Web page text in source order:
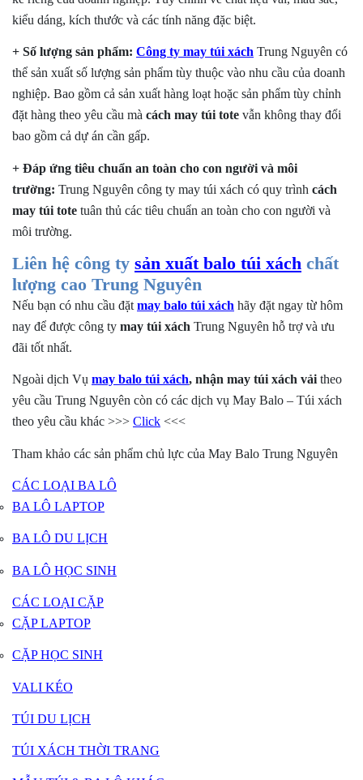
kiểu dáng, kích thước và các tính năng đặc biệt.
+ Số lượng sản phẩm: Công ty may túi xách Trung Nguyên có
thể sản xuất số lượng sản phẩm tùy thuộc vào nhu cầu của doanh
nghiệp. Bao gồm cả sản xuất hàng loạt hoặc sản phẩm tùy chỉnh
đặt hàng theo yêu cầu mà cách may túi tote vẫn không thay đổi
bao gồm cả dự án cần gấp.
+ Đáp ứng tiêu chuẩn an toàn cho con người và môi
trường: Trung Nguyên công ty may túi xách có quy trình cách
may túi tote tuân thủ các tiêu chuẩn an toàn cho con người và
môi trường.
Liên hệ công ty sản xuất balo túi xách chất
lượng cao Trung Nguyên
Nếu bạn có nhu cầu đặt may balo túi xách hãy đặt ngay từ hôm
nay để được công ty may túi xách Trung Nguyên hỗ trợ và ưu
đãi tốt nhất.
Ngoài dịch Vụ may balo túi xách, nhận may túi xách vải theo
yêu cầu Trung Nguyên còn có các dịch vụ May Balo – Túi xách
theo yêu cầu khác >>> Click <<<
Tham khảo các sản phẩm chủ lực của May Balo Trung Nguyên
CÁC LOẠI BA LÔ
BA LÔ LAPTOP
BA LÔ DU LỊCH
BA LÔ HỌC SINH
CÁC LOẠI CẶP
CẶP LAPTOP
CẶP HỌC SINH
VALI KÉO
TÚI DU LỊCH
TÚI XÁCH THỜI TRANG